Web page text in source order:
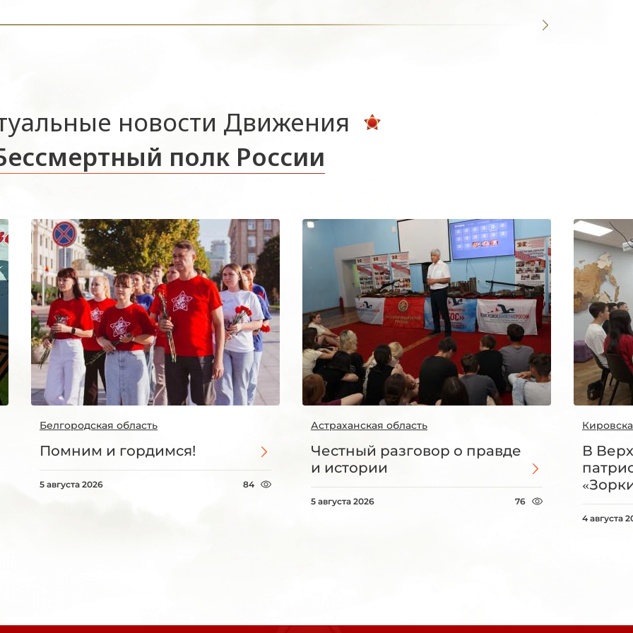
новости Движения
полк России
Белгородская область
Помним и гордимся!
5 августа 2026 84
Астраханская область
Честный разговор о правде
и истории
5 августа 2026 76
В
4 августа